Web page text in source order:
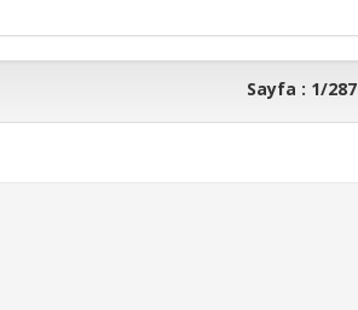
Sayfa : 1/287